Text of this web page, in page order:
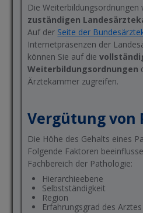
Die Weiterbildungsordnungen
zuständigen
Auf der Seite der
Internetpräsenzen der
können Sie auf die
Weiterbildungsordnungen
Ärztekammer zugreifen.
Vergütung von
Die Höhe des Gehalts eines
Folgende Faktoren
Fachbereich der Pathologie:
Hierarchieebene
Selbstständigkeit
Region
Erfahrungsgrad des Arztes